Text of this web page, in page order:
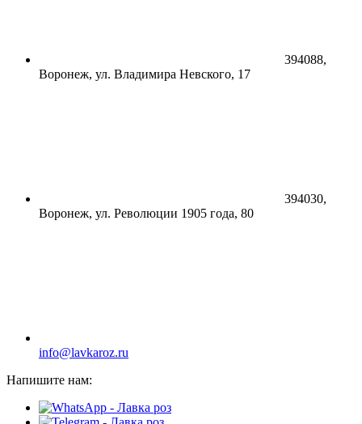
394088,
Воронеж, ул. Владимира Невского, 17
394030,
Воронеж, ул. Революции 1905 года, 80
info@lavkaroz.ru
Напишите нам: